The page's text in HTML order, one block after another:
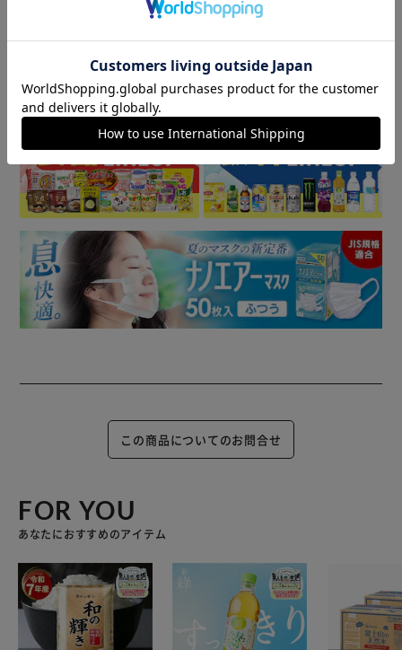
▼ 食品・飲料おすすめ ▼
この商品についてのお問合せ
FOR YOU
あなたにおすすめのアイテム